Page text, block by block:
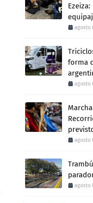
agosto
forma
agosto
agosto
agosto